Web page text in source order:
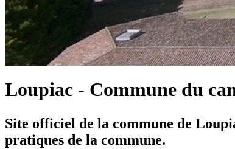
Loupiac - Commune du
Site officiel de la commune de
pratiques de la commune.